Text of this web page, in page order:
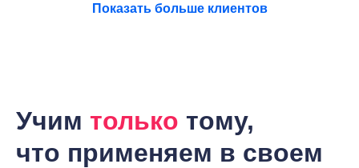
Показать больше клиентов
Учим только тому,
что применяем в своем